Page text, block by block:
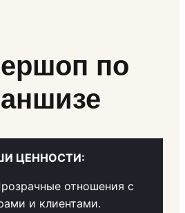
по
ЦЕННОСТИ:
отношения с
и клиентами.